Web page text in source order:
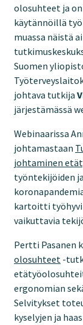
olosuhteet ja
käytännöillä
muassa näistä
Suomen
johtava tutkija
järjestämässä
Webinaarissa
johtamastaan
johtaminen
työntekijöiden
kartoitti
vaikuttavia
Pertti Pasanen
olosuhteet -
ergonomian
Selvitykset
kyselyjen ja